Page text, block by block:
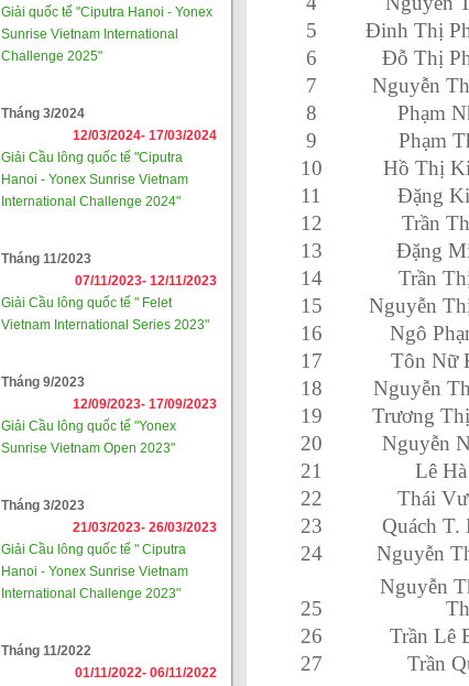
Giải quốc tế "Ciputra Hanoi - Yonex
Sunrise Vietnam International
Challenge 2025"
Tháng 3/2024
12/03/2024- 17/03/2024
Giải Cầu lông quốc tế "Ciputra
Hanoi - Yonex Sunrise Vietnam
International Challenge 2024"
Tháng 11/2023
07/11/2023- 12/11/2023
Giải Cầu lông quốc tế " Felet
Vietnam International Series 2023"
Tháng 9/2023
12/09/2023- 17/09/2023
Giải Cầu lông quốc tế "Yonex
Sunrise Vietnam Open 2023"
Tháng 3/2023
21/03/2023- 26/03/2023
Giải Cầu lông quốc tế " Ciputra
Hanoi - Yonex Sunrise Vietnam
International Challenge 2023"
Tháng 11/2022
01/11/2022- 06/11/2022
5 Đinh Thị
6 Đỗ Thị
7 Nguyễn
8 Phạm
9 Phạm
10 Hồ Thị
11 Đặng
12 Trần
13 Đặng
14 Trần
15 Nguyễn
16 Ngô
17 Tôn Nữ
18 Nguyễn
19 Trương
20 Nguyễn
21 Lê
22 Thái
23 Quách T.
24 Nguyễn
25
Nguyễn
26 Trần Lê
27 Trần